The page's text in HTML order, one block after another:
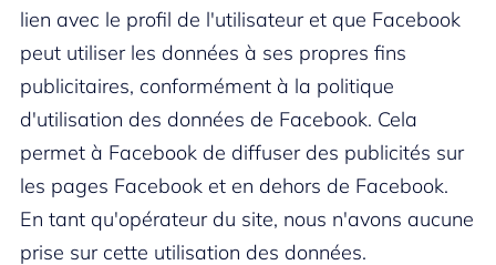
lien avec le profil de l'utilisateur et que Facebook
peut utiliser les données à ses propres fins
publicitaires, conformément à la politique
d'utilisation des données de Facebook. Cela
permet à Facebook de diffuser des publicités sur
les pages Facebook et en dehors de Facebook.
En tant qu'opérateur du site, nous n'avons aucune
prise sur cette utilisation des données.